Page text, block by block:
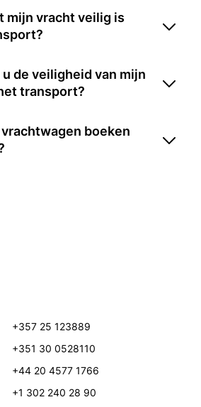
mijn vracht veilig is
de veiligheid van mijn
transport?
boeken
+357 25 123889
+351 30 0528110
+44 20 4577 1766
+1 302 240 28 90